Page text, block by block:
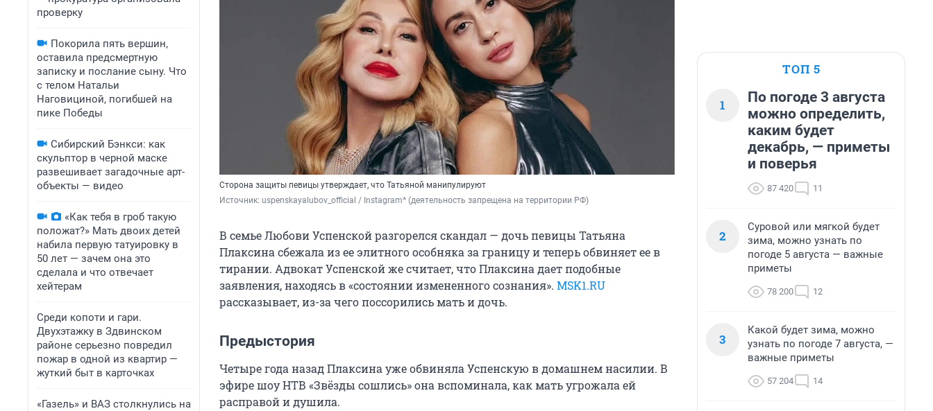
проверку
Покорила пять вершин,
оставила предсмертную
записку и послание сыну. Что
с телом Натальи
Наговициной, погибшей на
пике Победы
Сибирский Бэнкси: как
скульптор в черной маске
развешивает загадочные арт-
объекты — видео
«Как тебя в гроб такую
положат?» Мать двоих детей
набила первую татуировку в
50 лет — зачем она это
сделала и что отвечает
хейтерам
Среди копоти и гари.
Двухэтажку в Здвинском
районе серьезно повредил
пожар в одной из квартир —
жуткий быт в карточках
«Газель» и ВАЗ столкнулись на
Сторона защиты певицы утверждает, что Татьяной манипулируют
Источник: uspenskayalubov_official / Instagram* (деятельность запрещена на территории РФ)
В семье Любови Успенской разгорелся скандал — дочь певицы Татьяна
Плаксина сбежала из ее элитного особняка за границу и теперь обвиняет ее в
тирании. Адвокат Успенской же считает, что Плаксина дает подобные
заявления, находясь в «состоянии измененного сознания». MSK1.RU
рассказывает, из-за чего поссорились мать и дочь.
Предыстория
Четыре года назад Плаксина уже обвиняла Успенскую в домашнем насилии. В
эфире шоу НТВ «Звёзды сошлись» она вспоминала, как мать угрожала ей
расправой и душила.
ТОП 5
1
По погоде 3 августа
можно определить,
каким будет
декабрь, — приметы
и поверья
87 420 11
2
Суровой или мягкой будет
зима, можно узнать по
погоде 5 августа — важные
приметы
78 200 12
3
Какой будет зима, можно
узнать по погоде 7 августа, —
важные приметы
57 204 14